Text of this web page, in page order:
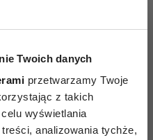
Twoich danych
przetwarzamy Twoje
z takich
wyświetlania
analizowania tychże,